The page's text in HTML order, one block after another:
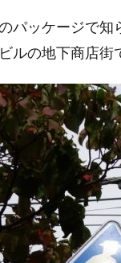
パッケージで知
ルの地下商店街